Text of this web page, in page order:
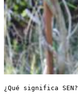
¿Qué significa SEN?